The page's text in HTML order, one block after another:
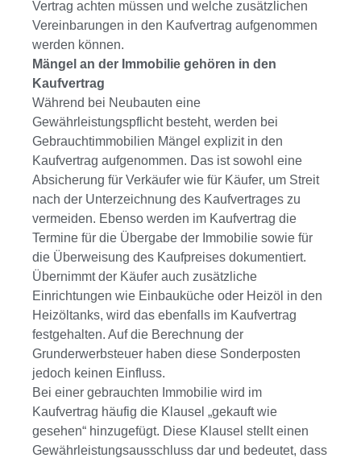
Vertrag achten müssen und welche zusätzlichen
Vereinbarungen in den Kaufvertrag aufgenommen
werden können.
Mängel an der Immobilie gehören in den
Kaufvertrag
Während bei Neubauten eine
Gewährleistungspflicht besteht, werden bei
Gebrauchtimmobilien Mängel explizit in den
Kaufvertrag aufgenommen. Das ist sowohl eine
Absicherung für Verkäufer wie für Käufer, um Streit
nach der Unterzeichnung des Kaufvertrages zu
vermeiden. Ebenso werden im Kaufvertrag die
Termine für die Übergabe der Immobilie sowie für
die Überweisung des Kaufpreises dokumentiert.
Übernimmt der Käufer auch zusätzliche
Einrichtungen wie Einbauküche oder Heizöl in den
Heizöltanks, wird das ebenfalls im Kaufvertrag
festgehalten. Auf die Berechnung der
Grunderwerbsteuer haben diese Sonderposten
jedoch keinen Einfluss.
Bei einer gebrauchten Immobilie wird im
Kaufvertrag häufig die Klausel „gekauft wie
gesehen“ hinzugefügt. Diese Klausel stellt einen
Gewährleistungsausschluss dar und bedeutet, dass